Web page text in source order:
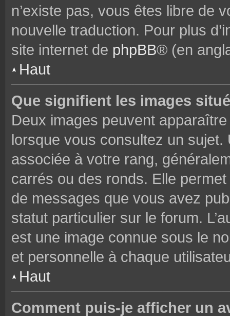
n’existe pas, vous êtes libre de
nouvelle traduction. Pour plus
site internet de phpBB® (en
Haut
Que signifient les images
Deux images peuvent
lorsque vous consultez un sujet.
associée à votre rang,
carrés ou des ronds. Elle
de messages que vous avez
statut particulier sur le forum.
est une image connue sous le
et personnelle à chaque
Haut
Comment puis-je afficher un